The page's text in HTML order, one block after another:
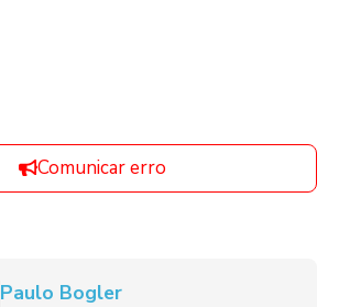
Comunicar erro
Paulo Bogler